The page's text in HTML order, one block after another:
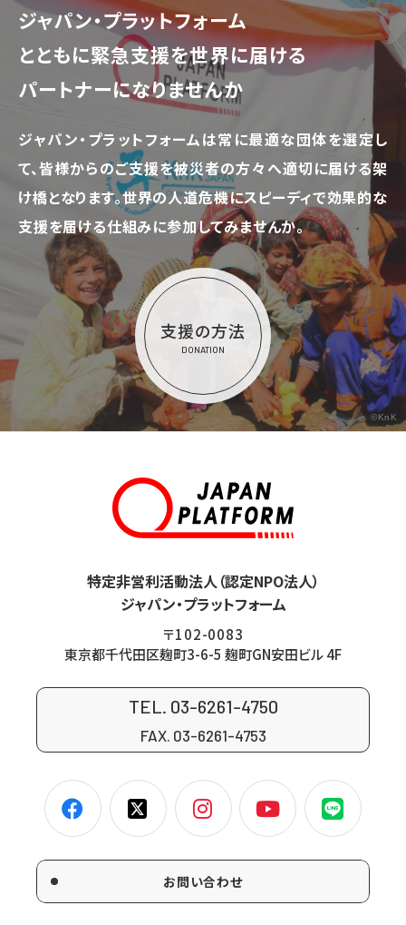
ジャパン・プラットフォーム
とともに緊急支援を世界に届ける
パートナーになりませんか
ジャパン・プラットフォームは常に最適な団体を選定し
て、皆様からのご支援を被災者の方々へ適切に届ける架
け橋となります。世界の人道危機にスピーディで効果的な
支援を届ける仕組みに参加してみませんか。
支援の方法
DONATION
©KnK
特定非営利活動法人（認定NPO法人）
ジャパン・プラットフォーム
〒102-0083
東京都千代田区麹町3-6-5 麹町GN安田ビル 4F
TEL. 03-6261-4750
FAX. 03-6261-4753
お問い合わせ